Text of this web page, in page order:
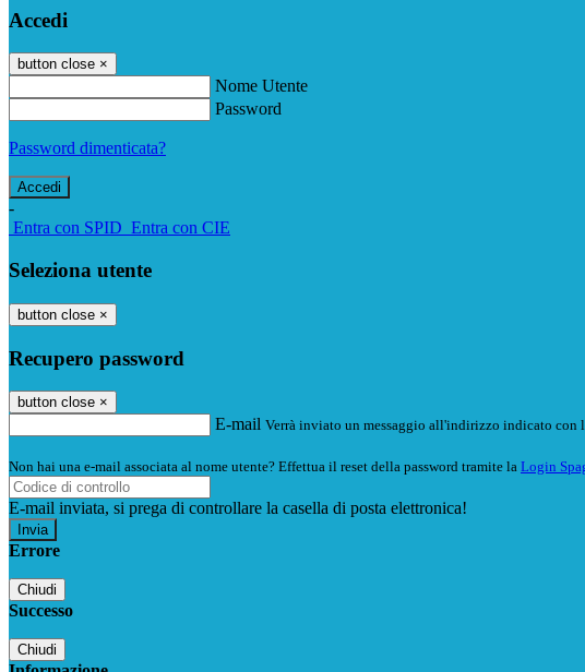
Accedi
button close ×
Nome Utente
Password
Password dimenticata?
-
Entra con SPID Entra con CIE
Seleziona utente
button close ×
Recupero password
button close ×
E-mail Verrà inviato un messaggio all'indirizzo indicato con
Non hai una e-mail associata al nome utente? Effettua il reset della password tramite la Login
E-mail inviata, si prega di controllare la casella di posta elettronica!
Errore
Chiudi
Successo
Chiudi